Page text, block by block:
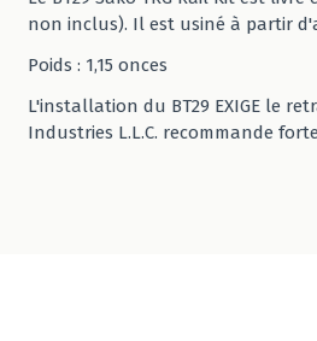
non inclus). Il est usiné à partir
Poids : 1,15 onces
L'installation du BT29 EXIGE le
Industries L.L.C. recommande